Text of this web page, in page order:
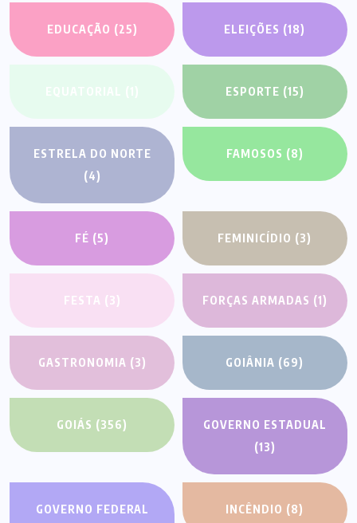
EDUCAÇÃO (25) ELEIÇÕES (18)
EQUATORIAL (1) ESPORTE (15)
ESTRELA DO NORTE
(4)
FAMOSOS (8)
FÉ (5) FEMINICÍDIO (3)
FESTA (3) FORÇAS ARMADAS (1)
GASTRONOMIA (3) GOIÂNIA (69)
GOIÁS (356)
GOVERNO ESTADUAL
(13)
GOVERNO FEDERAL
INCÊNDIO (8)